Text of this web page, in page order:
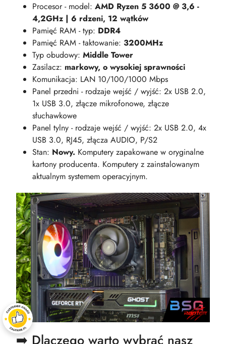
Procesor - model: AMD Ryzen 5 3600 @ 3,6 -
4,2GHz | 6 rdzeni, 12 wątków
Pamięć RAM - typ: DDR4
Pamięć RAM - taktowanie: 3200MHz
Typ obudowy: Middle Tower
Zasilacz: markowy, o wysokiej sprawności
Komunikacja: LAN 10/100/1000 Mbps
Panel przedni - rodzaje wejść / wyjść: 2x USB 2.0,
1x USB 3.0, złącze mikrofonowe, złącze
słuchawkowe
Panel tylny - rodzaje wejść / wyjść: 2x USB 2.0, 4x
USB 3.0, RJ45, złącza AUDIO, P/S2
Stan: Nowy. Komputery zapakowane w oryginalne
kartony producenta. Komputery z zainstalowanym
aktualnym systemem operacyjnym.
➡️ Dlaczego warto wybrać nasz